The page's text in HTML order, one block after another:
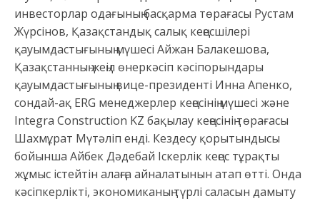
инвесторлар одағының басқарма төрағасы Рустам
Жүрсінов, Қазақстандық салық кеңесшілері
қауымдастығының мүшесі Айжан Балакешова,
Қазақстанның жеңіл өнеркəсіп кəсіпорындары
қауымдастығының вице-президенті Инна Апенко,
сондай-ақ ERG менеджерлер кеңесінің мүшесі жəне
Integra Construction KZ бақылау кеңесінің төрағасы
Шахмұрат Мүтəліп енді. Кездесу қорытындысы
бойынша Айбек Дəдебай Іскерлік кеңес тұрақты
жұмыс істейтін алаңға айналатынын атап өтті. Онда
кəсіпкерлікті, экономиканың түрлі саласын дамыту